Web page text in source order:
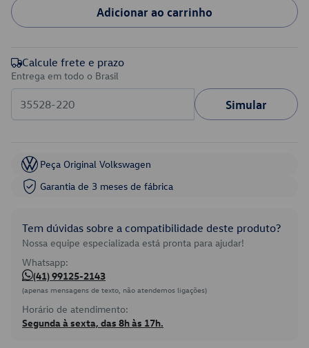
Adicionar ao carrinho
Calcule frete e prazo
Entrega em todo o Brasil
Simular
Peça Original Volkswagen
Garantia de 3 meses de fábrica
Tem dúvidas sobre a compatibilidade deste produto?
Nossa equipe especializada está pronta para ajudar!
Whatsapp:
(41) 99125-2143
(apenas mensagens de texto, não atendemos ligações)
Horário de atendimento:
Segunda à sexta, das 8h às 17h.